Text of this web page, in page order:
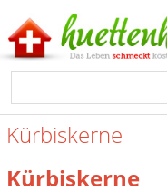
Kürbiskerne
Kürbiskerne